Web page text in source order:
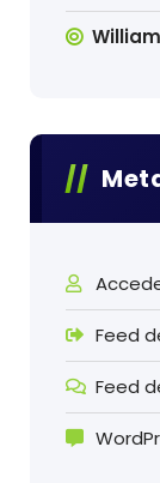
Feed
Feed